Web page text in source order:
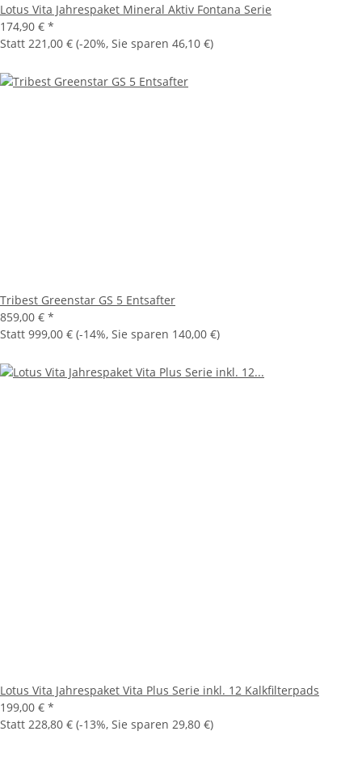
Lotus Vita Jahrespaket Mineral Aktiv Fontana Serie
174,90 € *
Statt 221,00 € (-20%, Sie sparen 46,10 €)
Tribest Greenstar GS 5 Entsafter
859,00 € *
Statt 999,00 € (-14%, Sie sparen 140,00 €)
Lotus Vita Jahrespaket Vita Plus Serie inkl. 12 Kalkfilterpads
199,00 € *
Statt 228,80 € (-13%, Sie sparen 29,80 €)